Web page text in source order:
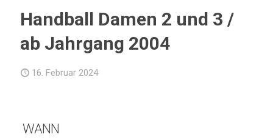
Handball Damen 2 und 3 /
ab Jahrgang 2004
16. Februar 2024
WANN